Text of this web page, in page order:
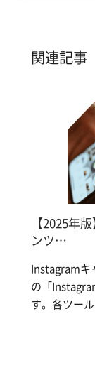
関連記事
【2025年
ンツ…
Instagramキ
の「
す。各ツー